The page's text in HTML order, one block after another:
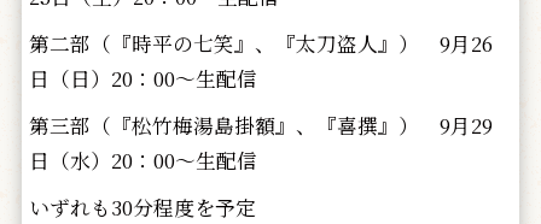
第二部（『時平の七笑』、『太刀盗人』） 9月26
日（日）20：00～生配信
第三部（『松竹梅湯島掛額』、『喜撰』） 9月29
日（水）20：00～生配信
いずれも30分程度を予定